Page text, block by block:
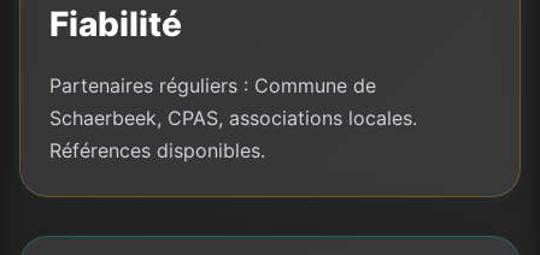
Fiabilité
Partenaires réguliers : Commune de
Schaerbeek, CPAS, associations locales.
Références disponibles.